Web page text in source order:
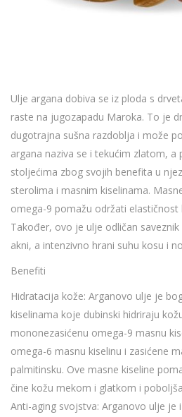
Ulje argana dobiva se iz ploda s
raste na jugozapadu Maroka. To je
dugotrajna sušna razdoblja i može
argana naziva se i tekućim zlatom, a
stoljećima zbog svojih benefita u
sterolima i masnim kiselinama.
omega-9 pomažu održati
Također, ovo je ulje odličan
akni, a intenzivno hrani suhu kosu i
Benefiti
Hidratacija kože: Arganovo ulje je
kiselinama koje dubinski hidriraju
mononezasićenu omega-9 masnu
omega-6 masnu kiselinu i zasićene
palmitinsku. Ove masne kiseline
čine kožu mekom i glatkom i
Anti-aging svojstva: Arganovo ulje je